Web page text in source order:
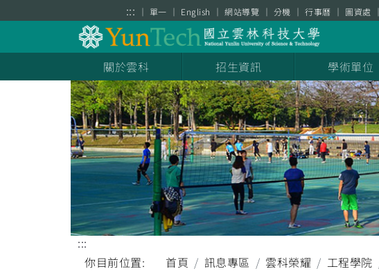
::: 單一 English 網站導覽 分機 行事曆 圖資處
關於雲科 招生資訊 學術單位
:::
你目前位置:
首頁 訊息專區 雲科榮耀 工程學院